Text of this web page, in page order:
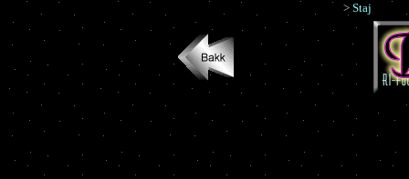
> Staj